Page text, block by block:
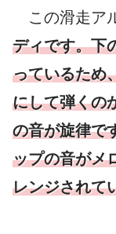
この滑走ア
ディです。下
っているため
にして弾くの
の音が旋律で
ップの音がメ
レンジされて